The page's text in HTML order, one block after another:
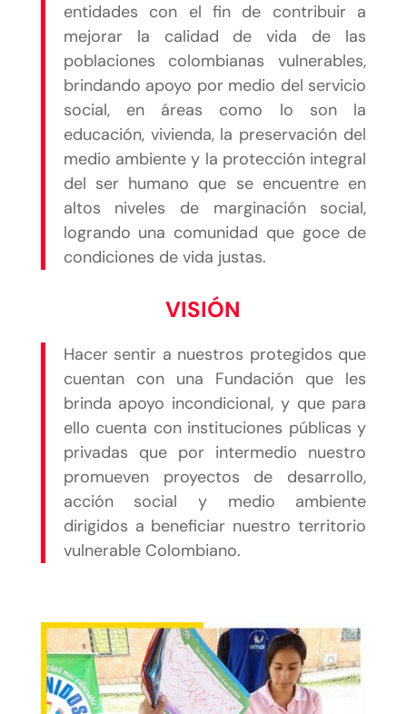
entidades con el fin de contribuir a
mejorar la calidad de vida de las
poblaciones colombianas vulnerables,
brindando apoyo por medio del servicio
social, en áreas como lo son la
educación, vivienda, la preservación del
medio ambiente y la protección integral
del ser humano que se encuentre en
altos niveles de marginación social,
logrando una comunidad que goce de
condiciones de vida justas.
VISIÓN
Hacer sentir a nuestros protegidos que
cuentan con una Fundación que les
brinda apoyo incondicional, y que para
ello cuenta con instituciones públicas y
privadas que por intermedio nuestro
promueven proyectos de desarrollo,
acción social y medio ambiente
dirigidos a beneficiar nuestro territorio
vulnerable Colombiano.